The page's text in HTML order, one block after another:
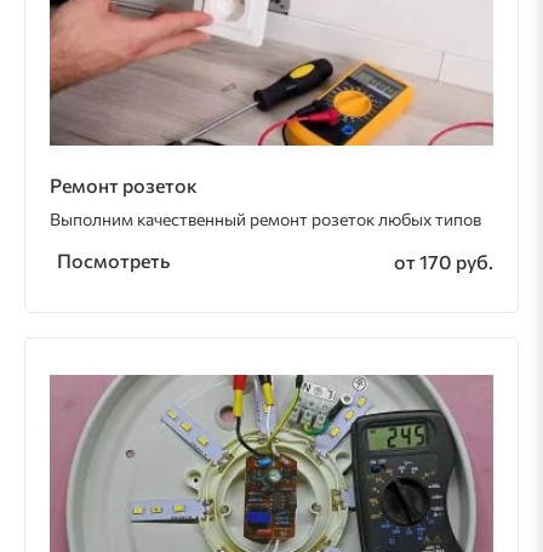
Ремонт розеток
Выполним качественный ремонт розеток любых типов
Посмотреть от 170 руб.